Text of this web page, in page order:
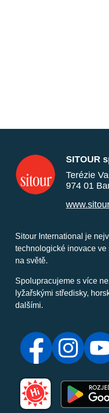
SITOUR
Terézie
974 01
Sitour International je
technologické inovace
na světě.
Spolupracujeme s více
lyžařskými středisky,
dalšími.